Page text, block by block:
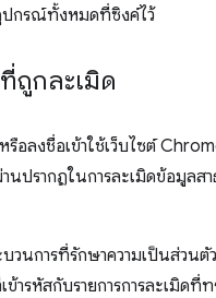
ปกรณ์ทั้งหมดที่ซิงค์ไว้
ถูกละเมิด
อลงชื่อเข้าใช้เว็บไซต์
นปรากฏในการละเมิดข้อมูลส
วนการที่รักษาความเป็นส่วนตั
ารหัสกับรายการการละเมิดที่